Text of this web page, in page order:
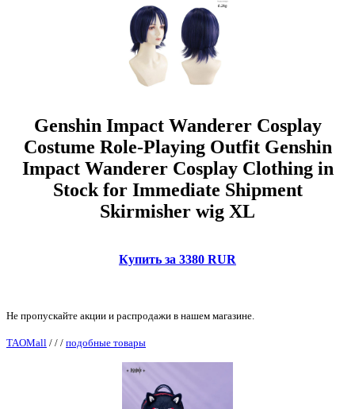
Genshin Impact Wanderer Cosplay
Costume Role-Playing Outfit Genshin
Impact Wanderer Cosplay Clothing in
Stock for Immediate Shipment
Skirmisher wig XL
Купить за 3380 RUR
Не пропускайте акции и распродажи в нашем магазине.
TAOMall / / / подобные товары